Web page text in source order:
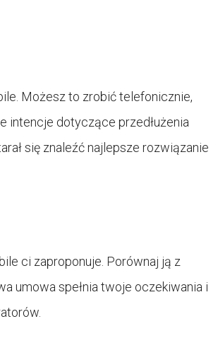
Możesz to zrobić telefonicznie,
intencje dotyczące przedłużenia
się znaleźć najlepsze rozwiązanie
ci zaproponuje. Porównaj ją z
umowa spełnia twoje oczekiwania i